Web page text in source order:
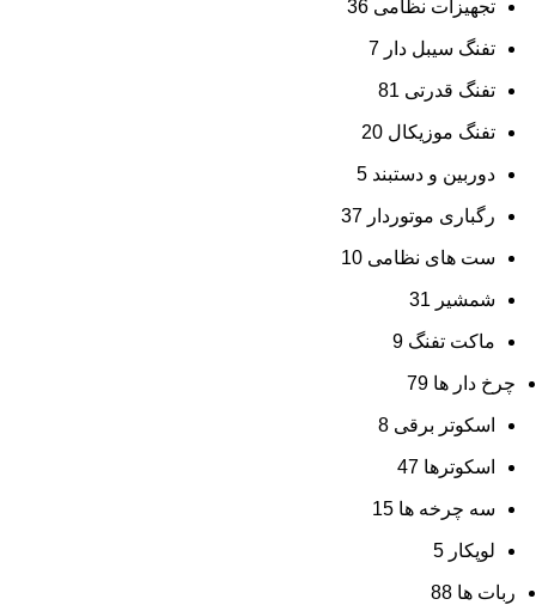
تجهیزات نظامی 36
تفنگ سیبل دار 7
تفنگ قدرتی 81
تفنگ موزیکال 20
دوربین و دستبند 5
رگباری موتوردار 37
ست های نظامی 10
شمشیر 31
ماکت تفنگ 9
چرخ دار ها 79
اسکوتر برقی 8
اسکوترها 47
سه چرخه ها 15
لوپکار 5
ربات ها 88